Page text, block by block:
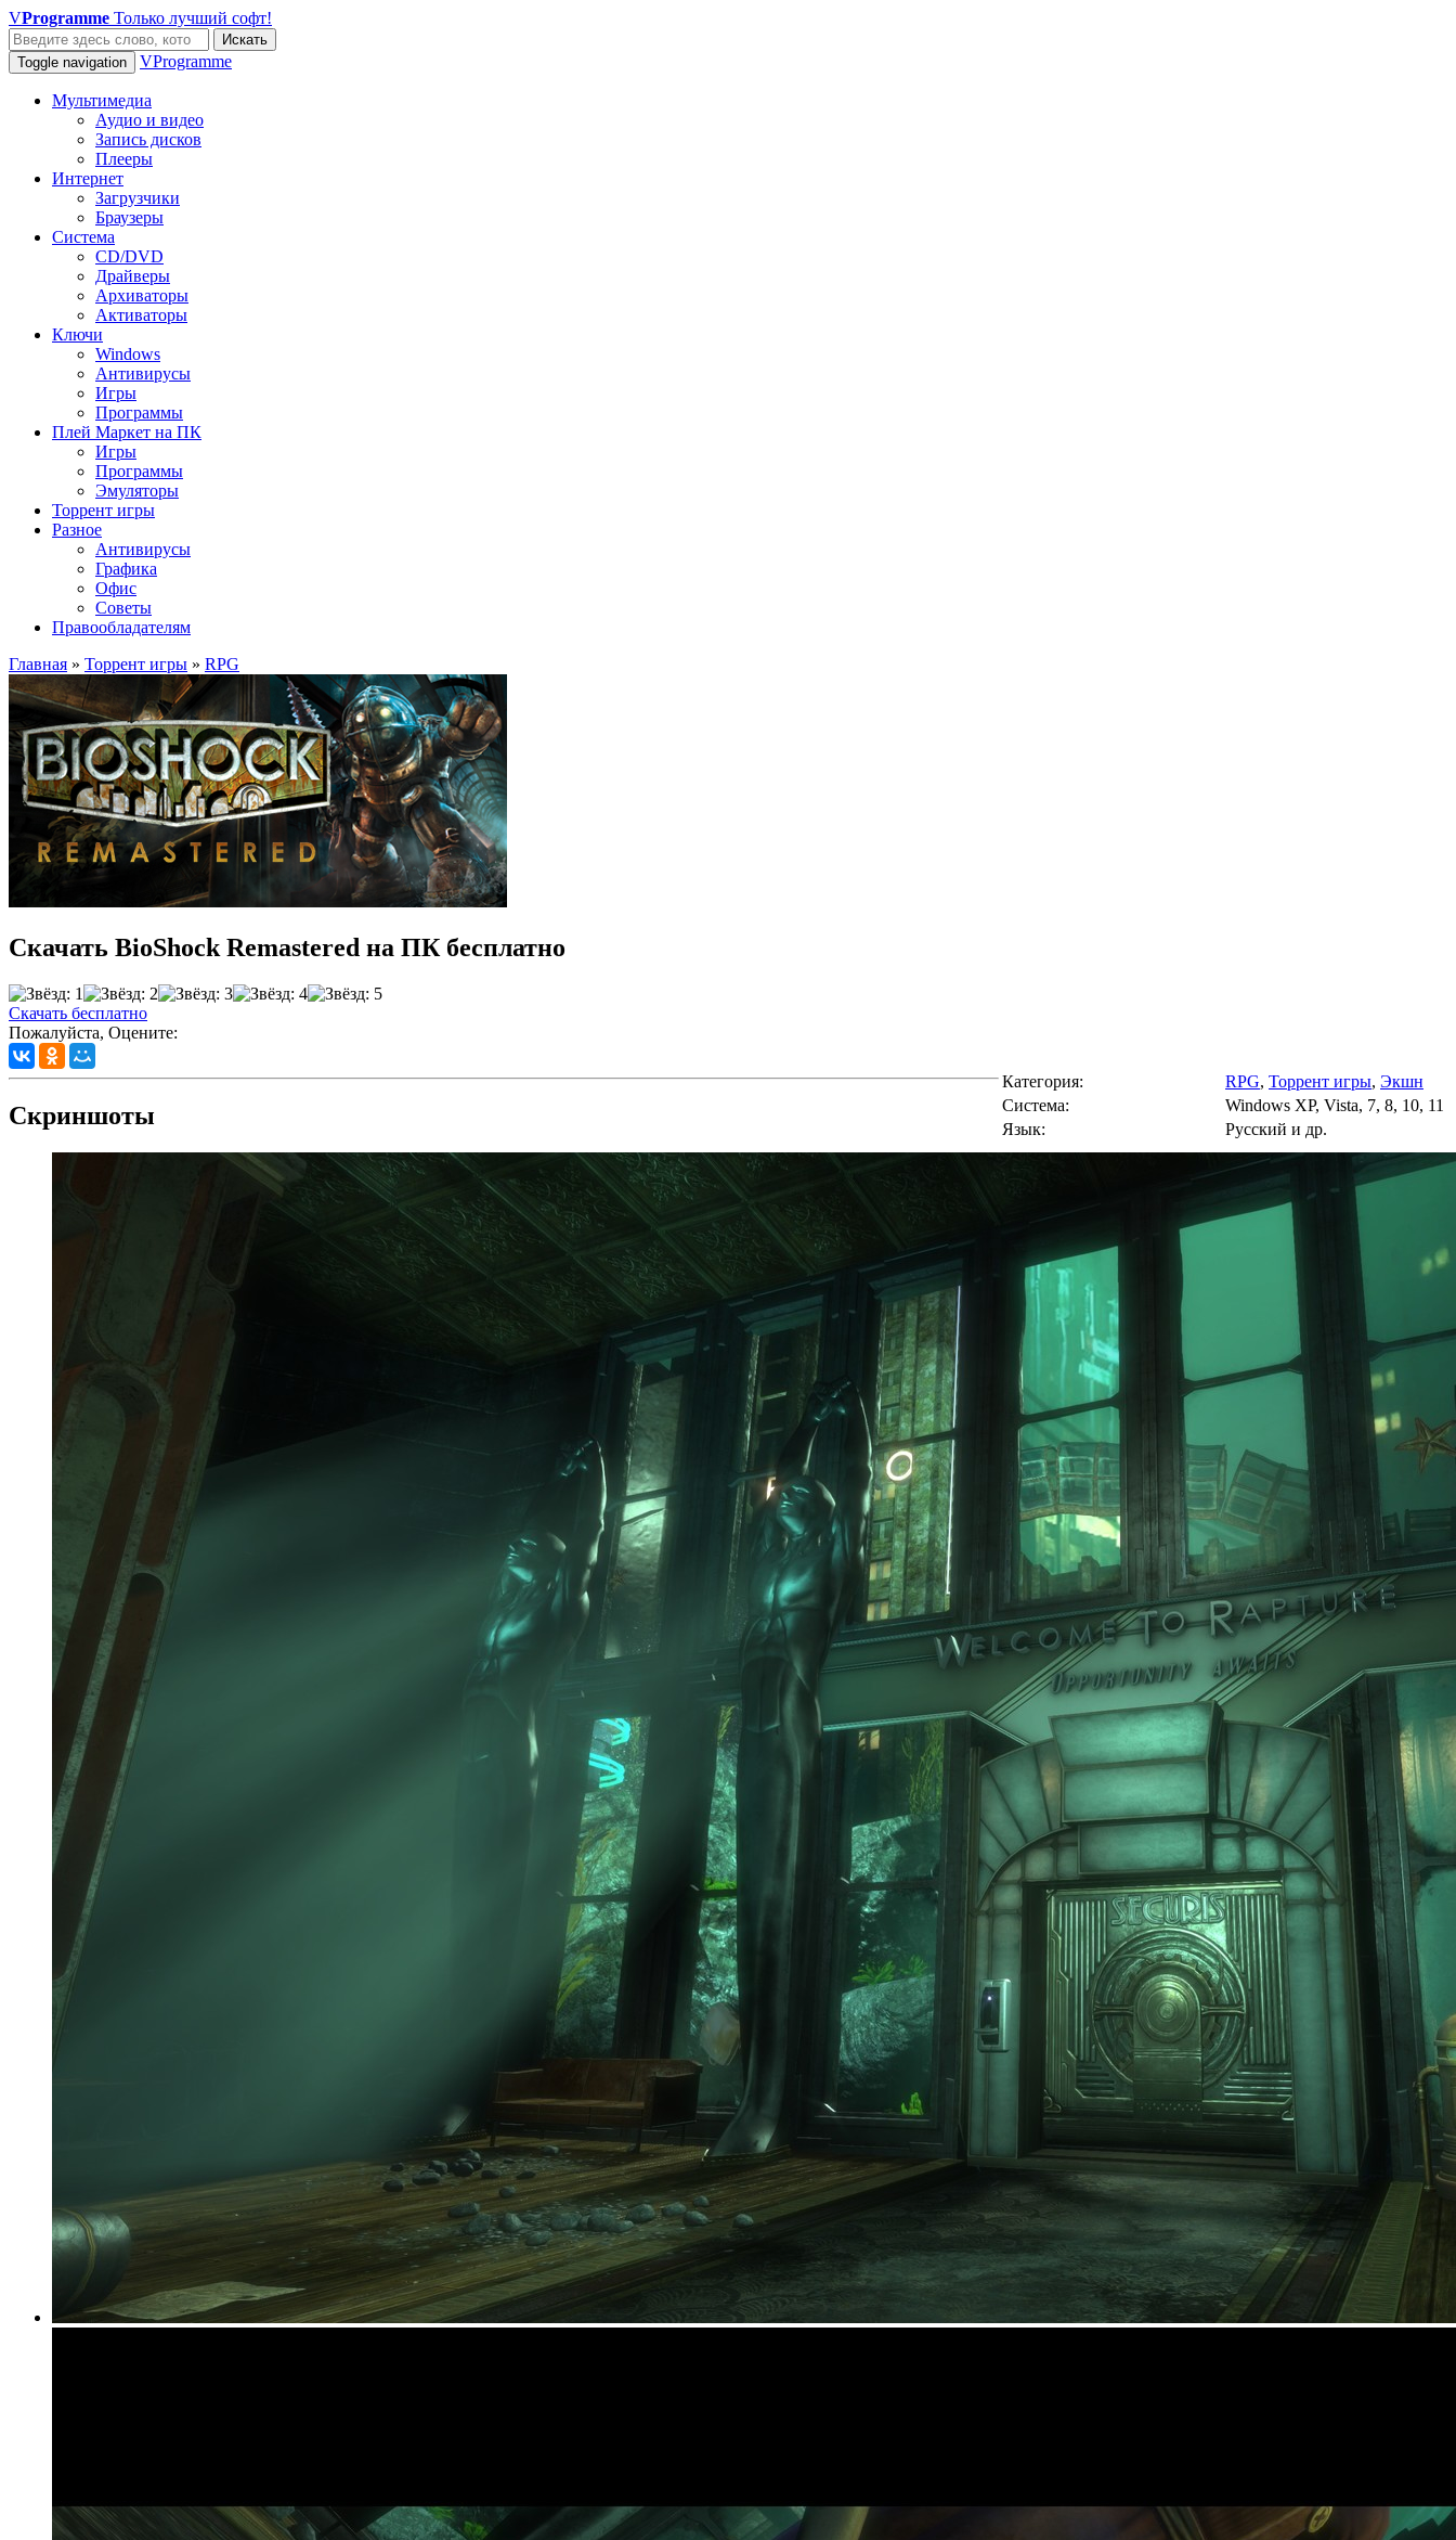
VProgramme Только лучший софт!
Искать
Toggle navigation
VProgramme
Мультимедиа
Аудио и видео
Запись дисков
Плееры
Интернет
Загрузчики
Браузеры
Система
CD/DVD
Драйверы
Архиваторы
Активаторы
Ключи
Windows
Антивирусы
Игры
Программы
Плей Маркет на ПК
Игры
Программы
Эмуляторы
Торрент игры
Разное
Антивирусы
Графика
Офис
Советы
Правообладателям
Главная » Торрент игры » RPG
Скачать BioShock Remastered на ПК бесплатно
Скачать бесплатно
Пожалуйста, Оцените:
Категория: RPG, Торрент игры, Экшн
Cистема:
Windows XP, Vista, 7, 8, 10, 11
Язык:
Русский и др.
Скриншоты